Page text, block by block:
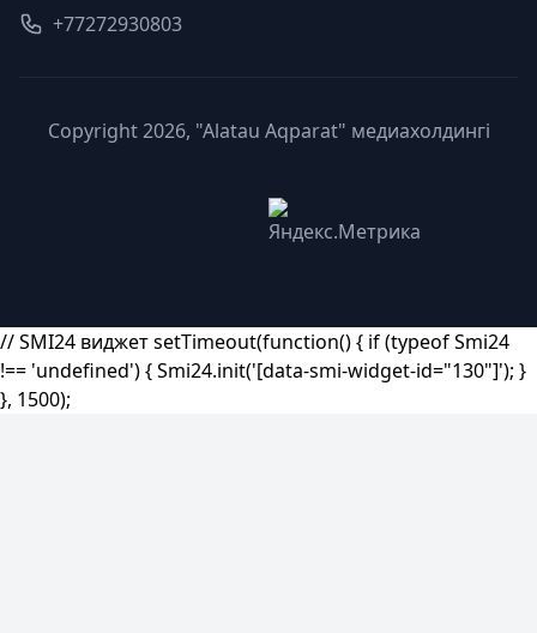
+77272930803
Copyright 2026, "Alatau Aqparat" медиахолдингі
// SMI24 виджет setTimeout(function() { if (typeof Smi24
!== 'undefined') { Smi24.init('[data-smi-widget-id="130"]'); }
}, 1500);